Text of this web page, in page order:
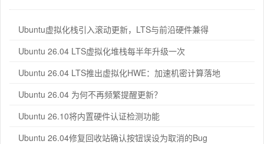
Ubuntu虚拟化栈引入滚动更新，LTS与前沿硬件兼得
Ubuntu 26.04 LTS虚拟化堆栈每半年升级一次
Ubuntu 26.04 LTS推出虚拟化HWE：加速机密计算落地
Ubuntu 26.04 为何不再频繁提醒更新？
Ubuntu 26.10将内置硬件认证检测功能
Ubuntu 26.04修复回收站确认按钮误设为取消的Bug